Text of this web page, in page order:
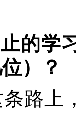
的学
）？
路上